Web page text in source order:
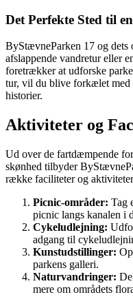
Det Perfekte Sted til
ByStævneParken 17 og dets
afslappende vandretur eller
foretrækker at udforske
tur, vil du blive forkælet med
historier.
Aktiviteter og
Ud over de fartdæmpende
skønhed tilbyder
række faciliteter og
Picnic-områder: Tag
picnic langs kanalen i
Cykeludlejning:
adgang til
Kunstudstillinger:
parkens galleri.
Naturvandringer:
mere om områdets